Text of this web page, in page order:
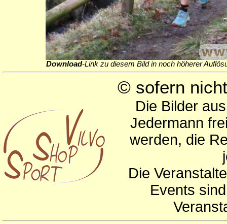
Download-Link zu diesem Bild in noch höherer
© sofern
Die Bilder
Jedermann
werden, die
Die
Events